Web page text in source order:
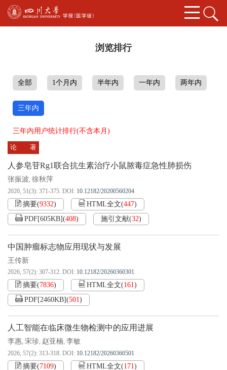
浏览排行
全部 1个月内 半年内 一年内 两年内
三年内
三年内用户统计排行(不含本月)
论 著
人参皂苷Rg1联合抗生素治疗小鼠脓毒症急性肺损伤
张振波, 徐秋萍
2020, 51(3): 371-375. DOI: 10.12182/20200560204
摘要(9332) HTML全文(447)
PDF[605KB](408) 施引文献(32)
中国肿瘤标志物应用现状与发展
王传新
2026, 57(2): 307-312. DOI: 10.12182/20260360301
摘要(7836) HTML全文(161)
PDF[2460KB](501)
人工智能在临床微生物检测中的应用进展
李惠, 宋珍, 赵亚楠, 李敏
2026, 57(2): 313-318. DOI: 10.12182/20260360501
摘要(7109) HTML全文(171)